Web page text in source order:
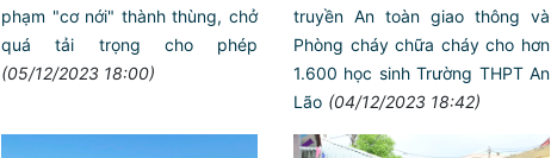
phạm "cơ nới" thành thùng, chở
quá tải trọng cho phép
(05/12/2023 18:00)
truyền An toàn giao thông và
Phòng cháy chữa cháy cho hơn
1.600 học sinh Trường THPT An
Lão (04/12/2023 18:42)